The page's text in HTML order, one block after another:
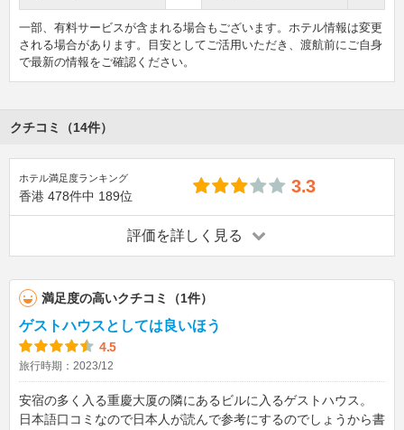
一部、有料サービスが含まれる場合もございます。ホテル情報は変更
される場合があります。目安としてご活用いただき、渡航前にご自身
で最新の情報をご確認ください。
クチコミ（14件）
ホテル満足度ランキング
香港 478件中 189位 3.3
評価を詳しく見る
満足度の高いクチコミ（1件）
ゲストハウスとしては良いほう
4.5
旅行時期：2023/12
安宿の多く入る重慶大厦の隣にあるビルに入るゲストハウス。
日本語口コミなので日本人が読んで参考にするのでしょうから書